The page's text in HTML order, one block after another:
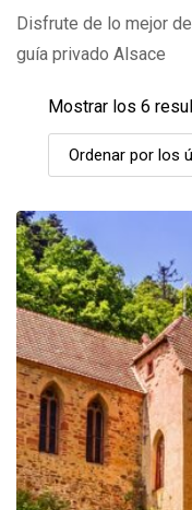
Disfrute de lo mejor
guía privado Alsace
Mostrar los 6